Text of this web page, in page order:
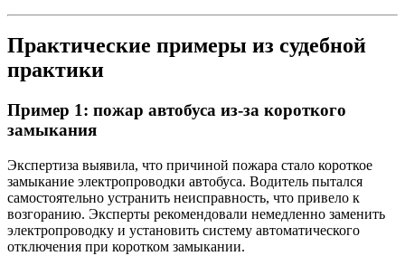
Практические примеры из судебной
практики
Пример 1: пожар автобуса из-за короткого
замыкания
Экспертиза выявила, что причиной пожара стало короткое
замыкание электропроводки автобуса. Водитель пытался
самостоятельно устранить неисправность, что привело к
возгоранию. Эксперты рекомендовали немедленно заменить
электропроводку и установить систему автоматического
отключения при коротком замыкании.